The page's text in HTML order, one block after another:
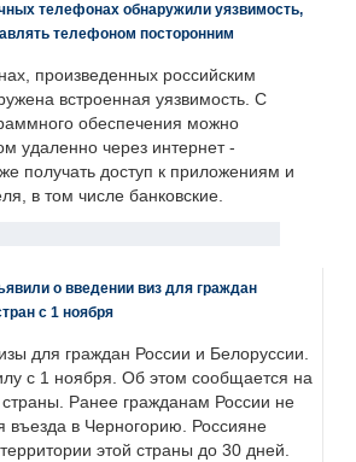
телефонах обнаружили уязвимость,
телефоном посторонним
произведенных российским
встроенная уязвимость. С
обеспечения можно
удаленно через интернет -
получать доступ к приложениям и
в том числе банковские.
о введении виз для граждан
с 1 ноября
для граждан России и Белоруссии.
с 1 ноября. Об этом сообщается на
страны. Ранее гражданам России не
въезда в Черногорию. Россияне
этой страны до 30 дней.